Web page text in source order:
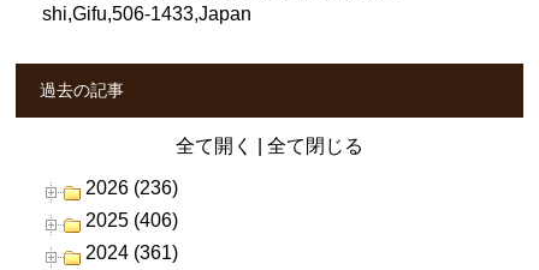
shi,Gifu,506-1433,Japan
過去の記事
全て開く 全て閉じる
2026 (236)
2025 (406)
2024 (361)